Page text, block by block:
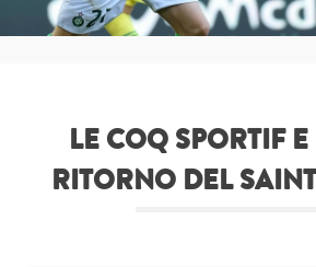
Magazine Roba Da
LE COQ SPORTIF
RITORNO DEL